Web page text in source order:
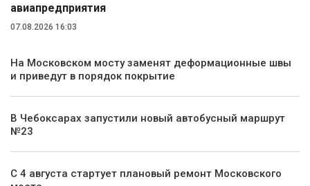
авиапредприятия
07.08.2026 16:03
На Московском мосту заменят деформационные швы
и приведут в порядок покрытие
В Чебоксарах запустили новый автобусный маршрут
№23
С 4 августа стартует плановый ремонт Московского